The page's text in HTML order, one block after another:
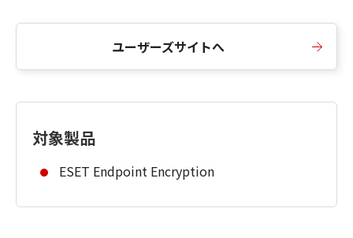
ユーザーズサイトへ
対象製品
ESET Endpoint Encryption